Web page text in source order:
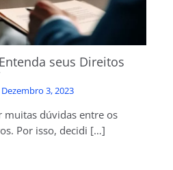
seus Direitos
Dezembro 3, 2023
muitas dúvidas entre os
Por isso, decidi […]